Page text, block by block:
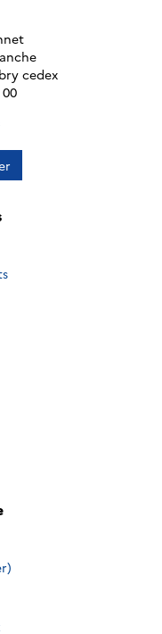
cedex
00
sur